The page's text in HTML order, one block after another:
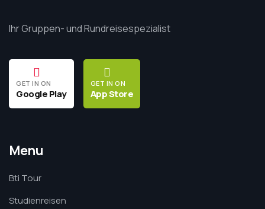
Ihr Gruppen- und Rundreisespezialist
GET IN ON
Google Play
GET IN ON
App Store
Menu
Bti Tour
Studienreisen